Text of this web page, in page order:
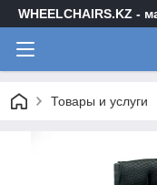
WHEELCHAIRS.KZ -
Товары и услуги